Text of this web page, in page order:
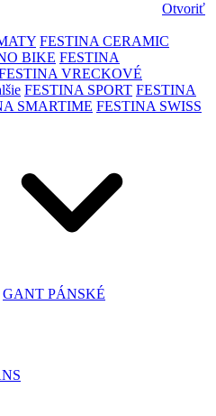
Otvoriť
FESTINA CERAMIC
BIKE FESTINA
VRECKOVÉ
FESTINA SPORT FESTINA
SMARTIME FESTINA SWISS
GANT PÁNSKÉ